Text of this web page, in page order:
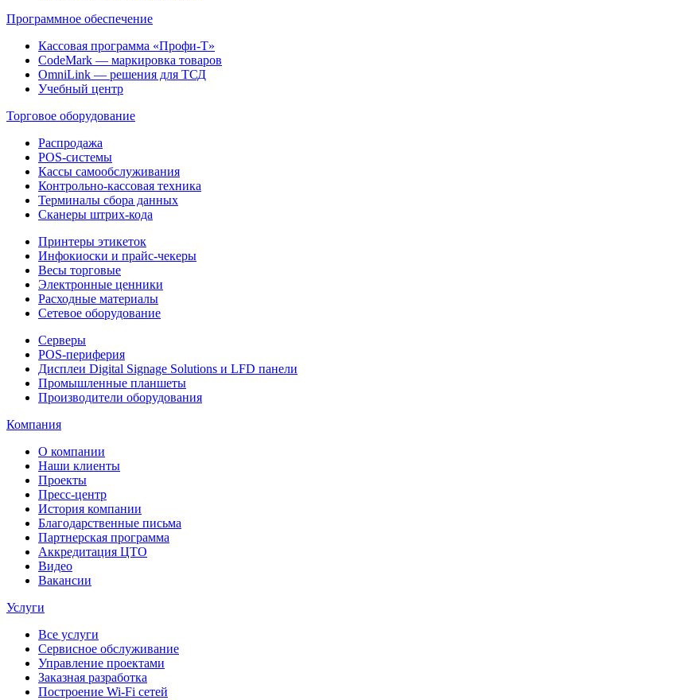
Программное обеспечение
Кассовая программа «Профи-Т»
CodeMark — маркировка товаров
OmniLink — решения для ТСД
Учебный центр
Торговое оборудование
Распродажа
POS-системы
Кассы самообслуживания
Контрольно-кассовая техника
Терминалы сбора данных
Сканеры штрих-кода
Принтеры этикеток
Инфокиоски и прайс-чекеры
Весы торговые
Электронные ценники
Расходные материалы
Сетевое оборудование
Серверы
POS-периферия
Дисплеи Digital Signage Solutions и LFD панели
Промышленные планшеты
Производители оборудования
Компания
О компании
Наши клиенты
Проекты
Пресс-центр
История компании
Благодарственные письма
Партнерская программа
Аккредитация ЦТО
Видео
Вакансии
Услуги
Все услуги
Сервисное обслуживание
Управление проектами
Заказная разработка
Построение Wi-Fi сетей